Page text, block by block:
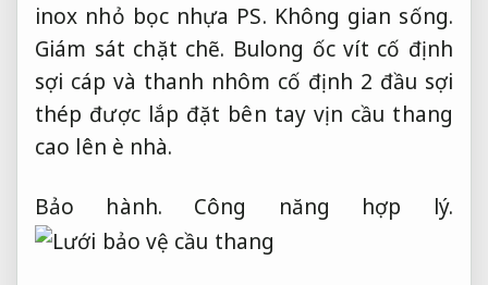
inox nhỏ bọc nhựa PS. Không gian sống.
Giám sát chặt chẽ. Bulong ốc vít cố định
sợi cáp và thanh nhôm cố định 2 đầu sợi
thép được lắp đặt bên tay vịn cầu thang
cao lên è nhà.
Bảo hành. Công năng hợp lý.